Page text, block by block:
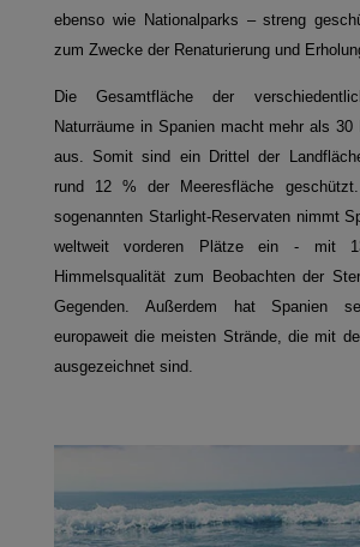
ebenso wie Nationalparks – streng
zum Zwecke der Renaturierung und
Die Gesamtfläche der
Naturräume in Spanien macht mehr als 30
aus. Somit sind ein Drittel der
rund 12 % der Meeresfläche
sogenannten Starlight-Reservaten nimmt
weltweit vorderen Plätze ein - mit
Himmelsqualität zum Beobachten der
Gegenden. Außerdem hat Spanien
europaweit die meisten Strände, die mit
ausgezeichnet sind.